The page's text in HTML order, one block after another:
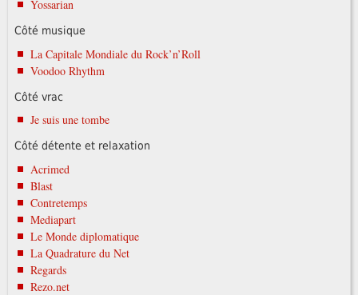
Yossarian
Côté musique
La Capitale Mondiale du Rock’n’Roll
Voodoo Rhythm
Côté vrac
Je suis une tombe
Côté détente et relaxation
Acrimed
Blast
Contretemps
Mediapart
Le Monde diplomatique
La Quadrature du Net
Regards
Rezo.net